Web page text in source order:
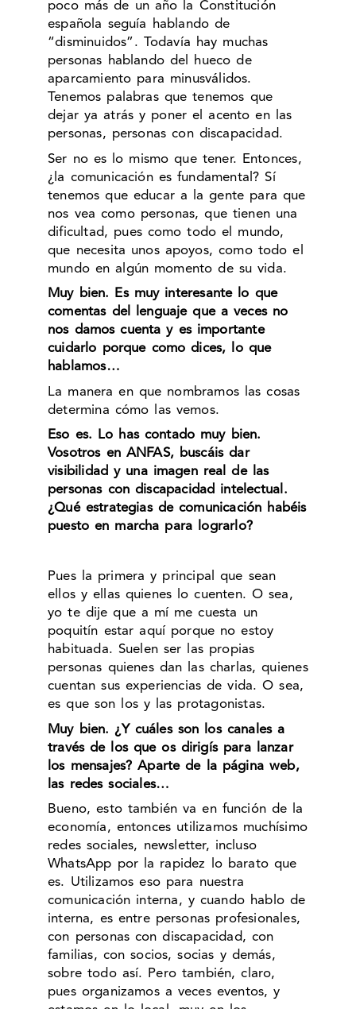
poco más de un año la Constitución
española seguía hablando de
“disminuidos”. Todavía hay muchas
personas hablando del hueco de
aparcamiento para minusválidos.
Tenemos palabras que tenemos que
dejar ya atrás y poner el acento en las
personas, personas con discapacidad.
Ser no es lo mismo que tener. Entonces,
¿la comunicación es fundamental? Sí
tenemos que educar a la gente para que
nos vea como personas, que tienen una
dificultad, pues como todo el mundo,
que necesita unos apoyos, como todo el
mundo en algún momento de su vida.
Muy bien. Es muy interesante lo que
comentas del lenguaje que a veces no
nos damos cuenta y es importante
cuidarlo porque como dices, lo que
hablamos…
La manera en que nombramos las cosas
determina cómo las vemos.
Eso es. Lo has contado muy bien.
Vosotros en ANFAS, buscáis dar
visibilidad y una imagen real de las
personas con discapacidad intelectual.
¿Qué estrategias de comunicación habéis
puesto en marcha para lograrlo?
Pues la primera y principal que sean
ellos y ellas quienes lo cuenten. O sea,
yo te dije que a mí me cuesta un
poquitín estar aquí porque no estoy
habituada. Suelen ser las propias
personas quienes dan las charlas, quienes
cuentan sus experiencias de vida. O sea,
es que son los y las protagonistas.
Muy bien. ¿Y cuáles son los canales a
través de los que os dirigís para lanzar
los mensajes? Aparte de la página web,
las redes sociales…
Bueno, esto también va en función de la
economía, entonces utilizamos muchísimo
redes sociales, newsletter, incluso
WhatsApp por la rapidez lo barato que
es. Utilizamos eso para nuestra
comunicación interna, y cuando hablo de
interna, es entre personas profesionales,
con personas con discapacidad, con
familias, con socios, socias y demás,
sobre todo así. Pero también, claro,
pues organizamos a veces eventos, y